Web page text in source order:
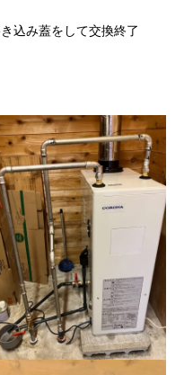
込み蓋をして交換終了